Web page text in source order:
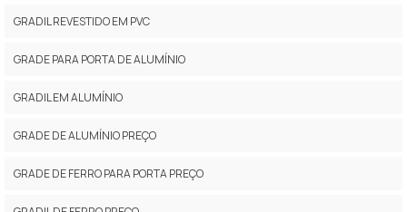
GRADIL REVESTIDO EM PVC
GRADE PARA PORTA DE ALUMÍNIO
GRADIL EM ALUMÍNIO
GRADE DE ALUMÍNIO PREÇO
GRADE DE FERRO PARA PORTA PREÇO